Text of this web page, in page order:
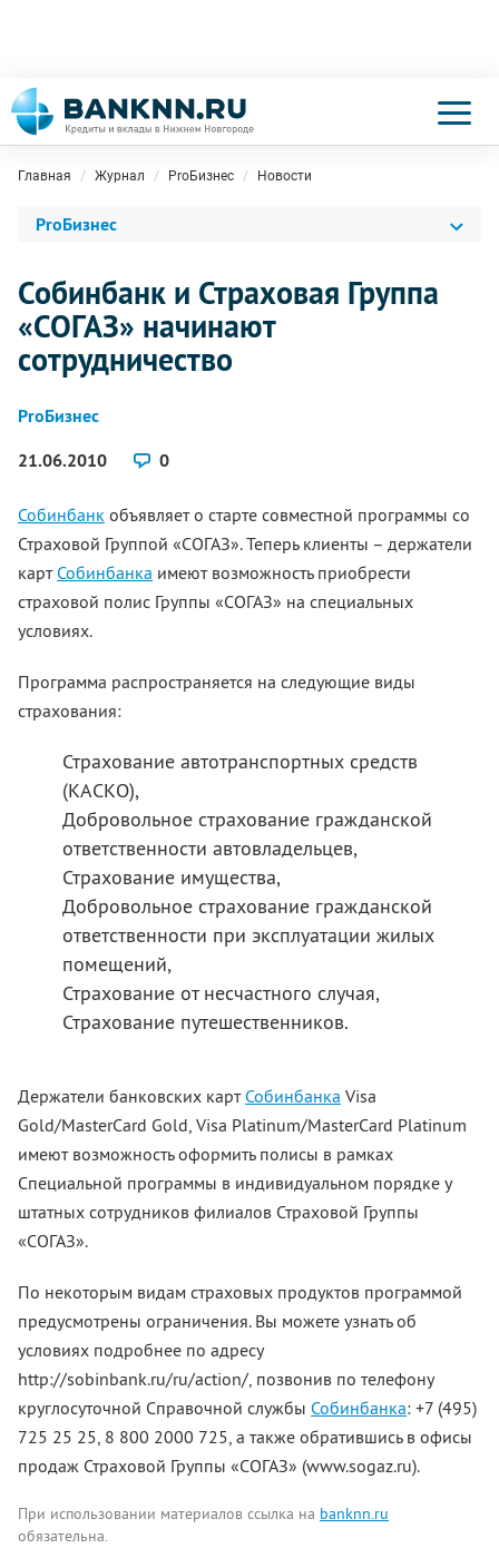
Главная Журнал ProБизнес Новости
ProБизнес
Собинбанк и Страховая Группа
«СОГАЗ» начинают
сотрудничество
ProБизнес
21.06.2010
0
Собинбанк объявляет о старте совместной программы со
Страховой Группой «СОГАЗ». Теперь клиенты – держатели
карт Собинбанка имеют возможность приобрести
страховой полис Группы «СОГАЗ» на специальных
условиях.
Программа распространяется на следующие виды
страхования:
Страхование автотранспортных средств
(КАСКО),
Добровольное страхование гражданской
ответственности автовладельцев,
Страхование имущества,
Добровольное страхование гражданской
ответственности при эксплуатации жилых
помещений,
Страхование от несчастного случая,
Страхование путешественников.
Держатели банковских карт Собинбанка Visa
Gold/MasterСard Gold, Visa Platinum/MasterСard Platinum
имеют возможность оформить полисы в рамках
Специальной программы в индивидуальном порядке у
штатных сотрудников филиалов Страховой Группы
«СОГАЗ».
По некоторым видам страховых продуктов программой
предусмотрены ограничения. Вы можете узнать об
условиях подробнее по адресу
http://sobinbank.ru/ru/action/, позвонив по телефону
круглосуточной Справочной службы Собинбанка: +7 (495)
725 25 25, 8 800 2000 725, а также обратившись в офисы
продаж Страховой Группы «СОГАЗ» (www.sogaz.ru).
При использовании материалов ссылка на banknn.ru
обязательна.